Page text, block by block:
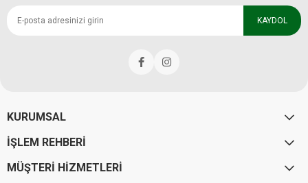
KAYDOL
KURUMSAL
İŞLEM REHBERİ
MÜŞTERİ HİZMETLERİ